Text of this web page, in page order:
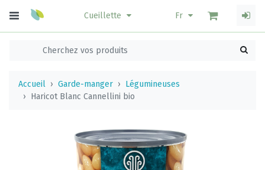
Cueillette Fr
Accueil Garde-manger
Légumineuses
Haricot Blanc Cannellini bio